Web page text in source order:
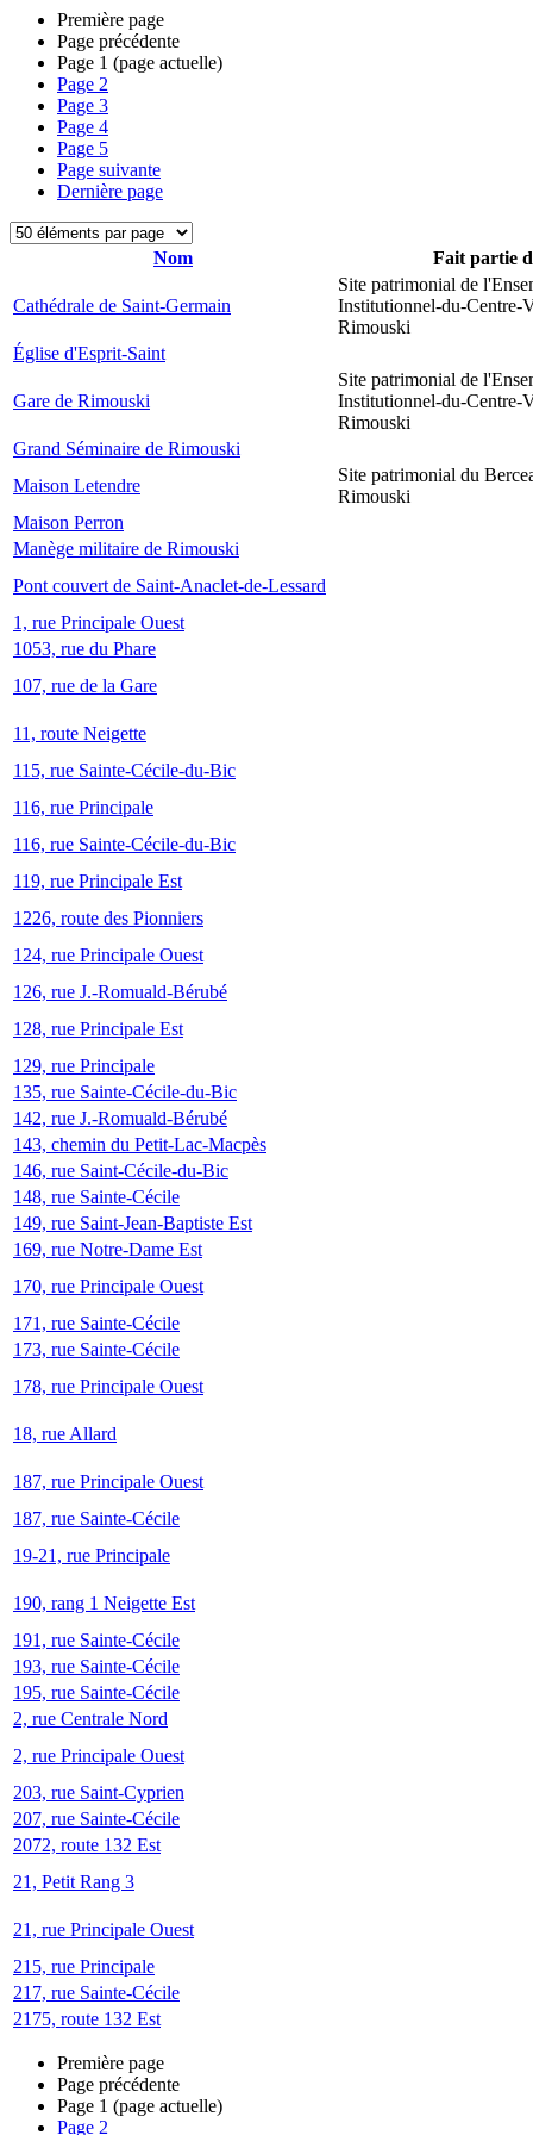
Première page
Page précédente
Page 1 (page actuelle)
Page 2
Page 3
Page 4
Page 5
Page suivante
Dernière page
Nom Fait partie
Cathédrale de Saint-Germain
Site patrimonial de
Institutionnel-du-Centre-
Rimouski
Église d'Esprit-Saint
Gare de Rimouski
Site patrimonial de
Institutionnel-du-Centre-
Rimouski
Grand Séminaire de Rimouski
Maison Letendre
Site patrimonial du
Rimouski
Maison Perron
Manège militaire de Rimouski
Pont couvert de Saint-Anaclet-de-Lessard
1, rue Principale Ouest
1053, rue du Phare
107, rue de la Gare
11, route Neigette
115, rue Sainte-Cécile-du-Bic
116, rue Principale
116, rue Sainte-Cécile-du-Bic
119, rue Principale Est
1226, route des Pionniers
124, rue Principale Ouest
126, rue J.-Romuald-Bérubé
128, rue Principale Est
129, rue Principale
135, rue Sainte-Cécile-du-Bic
142, rue J.-Romuald-Bérubé
143, chemin du Petit-Lac-Macpès
146, rue Saint-Cécile-du-Bic
148, rue Sainte-Cécile
149, rue Saint-Jean-Baptiste Est
169, rue Notre-Dame Est
170, rue Principale Ouest
171, rue Sainte-Cécile
173, rue Sainte-Cécile
178, rue Principale Ouest
18, rue Allard
187, rue Principale Ouest
187, rue Sainte-Cécile
19-21, rue Principale
190, rang 1 Neigette Est
191, rue Sainte-Cécile
193, rue Sainte-Cécile
195, rue Sainte-Cécile
2, rue Centrale Nord
2, rue Principale Ouest
203, rue Saint-Cyprien
207, rue Sainte-Cécile
2072, route 132 Est
21, Petit Rang 3
21, rue Principale Ouest
215, rue Principale
217, rue Sainte-Cécile
2175, route 132 Est
Première page
Page précédente
Page 1 (page actuelle)
Page 2